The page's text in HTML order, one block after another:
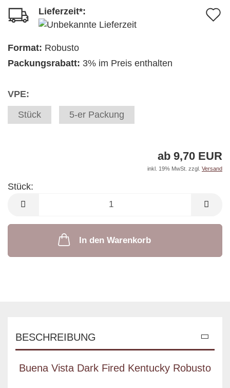
Lieferzeit*:
Format: Robusto
Packungsrabatt: 3% im Preis enthalten
VPE:
Stück
5-er Packung
ab 9,70 EUR
inkl. 19% MwSt. zzgl. Versand
Stück:
Stück
In den Warenkorb
BESCHREIBUNG
Buena Vista Dark Fired Kentucky Robusto